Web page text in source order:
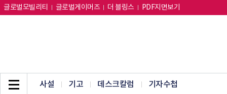
글로벌모빌리티 글로벌게이머즈 더 블링스 PDF지면보기
사설 기고 데스크칼럼 기자수첩